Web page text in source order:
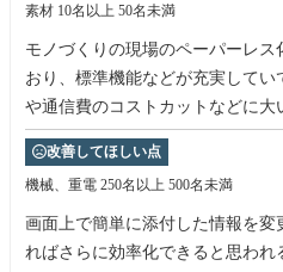
素材 10名以上 50名未満
モノづくりの現場のペーパーレ
おり、標準機能などが充実して
や通信費のコストカットなどに大
改善してほしい点
機械、重電 250名以上 500名未満
画面上で簡単に添付した情報を
ればさらに効率化できると思われ